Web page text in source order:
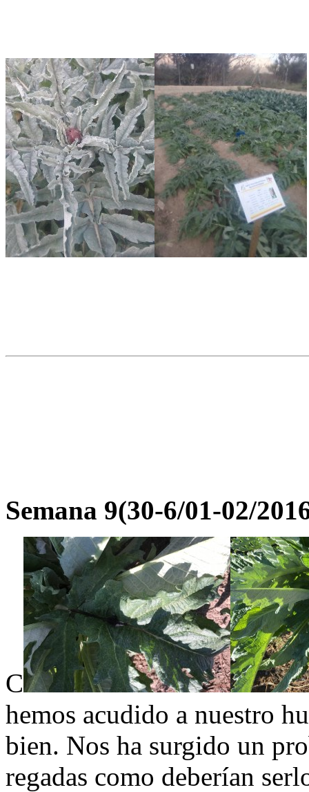
Semana 9(30-6/01-02/
C
hemos acudido a nuestro
bien. Nos ha surgido un
regadas como deberían